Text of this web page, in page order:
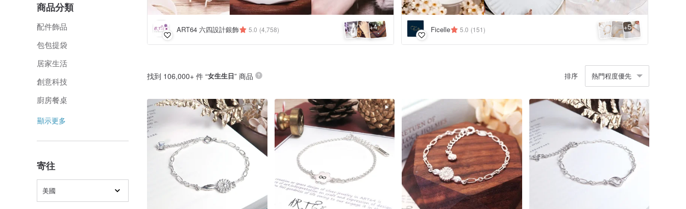
商品分類
配件飾品
包包提袋
居家生活
創意科技
廚房餐桌
顯示更多
寄往
美國
ART64 六四設計銀飾 5.0 (4,758) +4 Ficelle 5.0 (151) +5
找到 106,000+ 件 “女生生日” 商品 排序 熱門程度優先